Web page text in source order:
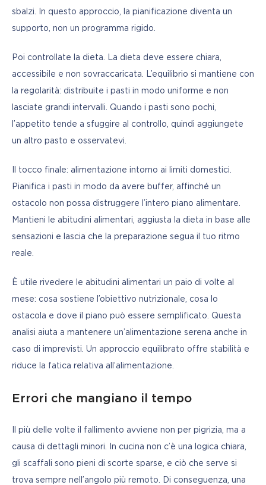
sbalzi. In questo approccio, la pianificazione diventa un
supporto, non un programma rigido.
Poi controllate la dieta. La dieta deve essere chiara,
accessibile e non sovraccaricata. L’equilibrio si mantiene con
la regolarità: distribuite i pasti in modo uniforme e non
lasciate grandi intervalli. Quando i pasti sono pochi,
l’appetito tende a sfuggire al controllo, quindi aggiungete
un altro pasto e osservatevi.
Il tocco finale: alimentazione intorno ai limiti domestici.
Pianifica i pasti in modo da avere buffer, affinché un
ostacolo non possa distruggere l’intero piano alimentare.
Mantieni le abitudini alimentari, aggiusta la dieta in base alle
sensazioni e lascia che la preparazione segua il tuo ritmo
reale.
È utile rivedere le abitudini alimentari un paio di volte al
mese: cosa sostiene l’obiettivo nutrizionale, cosa lo
ostacola e dove il piano può essere semplificato. Questa
analisi aiuta a mantenere un’alimentazione serena anche in
caso di imprevisti. Un approccio equilibrato offre stabilità e
riduce la fatica relativa all’alimentazione.
Errori che mangiano il tempo
Il più delle volte il fallimento avviene non per pigrizia, ma a
causa di dettagli minori. In cucina non c’è una logica chiara,
gli scaffali sono pieni di scorte sparse, e ciò che serve si
trova sempre nell’angolo più remoto. Di conseguenza, una